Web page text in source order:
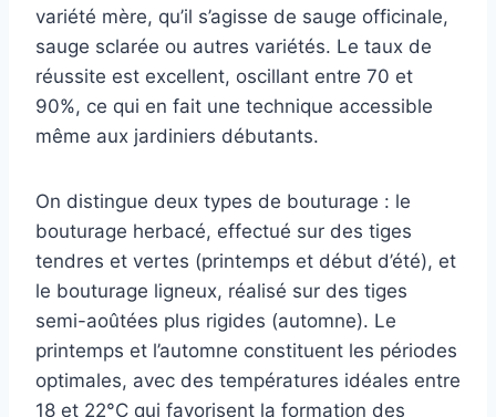
variété mère, qu’il s’agisse de sauge officinale,
sauge sclarée ou autres variétés. Le taux de
réussite est excellent, oscillant entre 70 et
90%, ce qui en fait une technique accessible
même aux jardiniers débutants.
On distingue deux types de bouturage : le
bouturage herbacé, effectué sur des tiges
tendres et vertes (printemps et début d’été), et
le bouturage ligneux, réalisé sur des tiges
semi-aoûtées plus rigides (automne). Le
printemps et l’automne constituent les périodes
optimales, avec des températures idéales entre
18 et 22°C qui favorisent la formation des